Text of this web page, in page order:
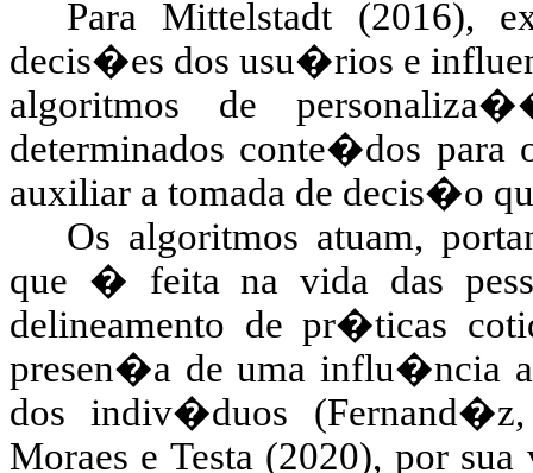
Para Mittelstadt (2016),
decis�es dos usu�rios e
algoritmos de
determinados conte�dos
auxiliar a tomada de decis�o
Os algoritmos atuam,
que � feita na vida das
delineamento de pr�ticas
presen�a de uma influ�ncia
dos indiv�duos
Moraes e Testa (2020), por